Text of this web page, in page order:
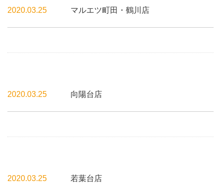
2020.03.25 マルエツ町田・鶴川店
2020.03.25 向陽台店
2020.03.25 若葉台店